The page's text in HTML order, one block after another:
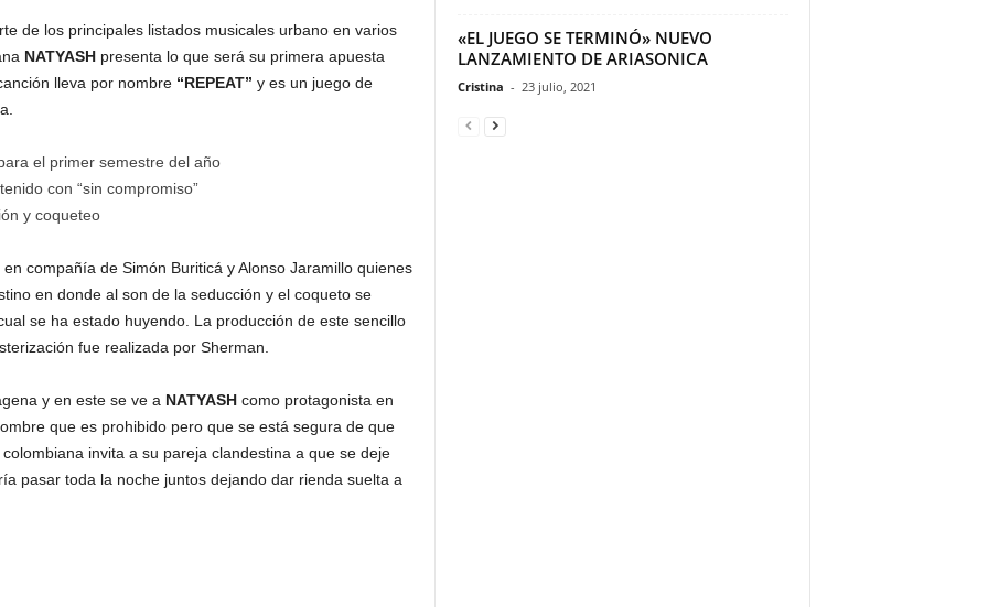
de los principales listados musicales urbano en varios
NATYASHpresenta lo que será su primera apuesta
lleva por nombre “REPEAT” y es un juego de
el primer semestre del año
con “sin compromiso”
y coqueteo
compañía de Simón Buriticá y Alonso Jaramillo quienes
en donde al son de la seducción y el coqueto se
se ha estado huyendo. La producción de este sencillo
fue realizada por Sherman.
y en este se ve a NATYASHcomo protagonista en
que es prohibido pero que se está segura de que
invita a su pareja clandestina a que se deje
pasar toda la noche juntos dejando dar rienda suelta a
«EL JUEGO SE TERMINÓ» NUEVO
LANZAMIENTO DE ARIASONICA
Cristina - 23 julio, 2021